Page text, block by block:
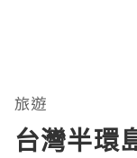
旅遊
台灣半環